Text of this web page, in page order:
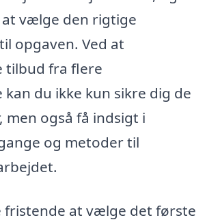
vælge den rigtige
opgaven. Ved at
tilbud fra flere
du ikke kun sikre dig de
men også få indsigt i
og metoder til
fristende at vælge det første